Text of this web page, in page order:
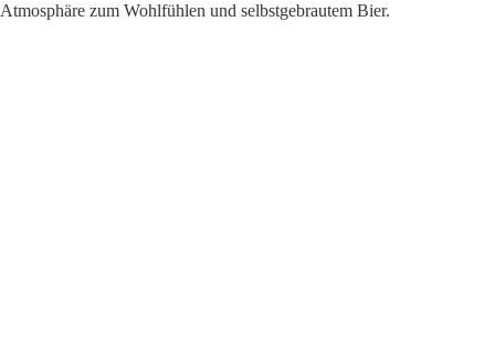
Atmosphäre zum Wohlfühlen und selbstgebrautem Bier.